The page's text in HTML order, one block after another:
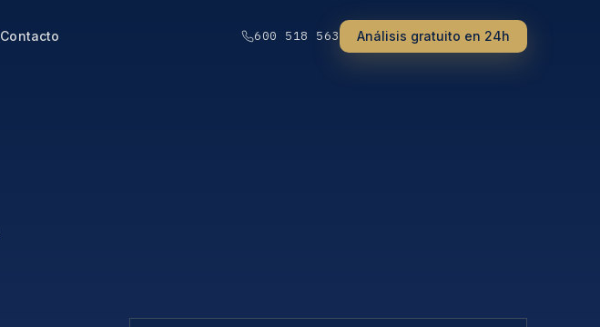
Contacto 600 518 563 Análisis gratuito en 24h